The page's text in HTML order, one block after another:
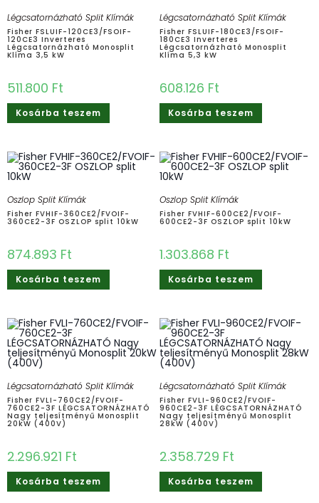
Légcsatornázható Split Klímák
Fisher FSLUIF-120CE3/FSOIF-
120CE3 Inverteres
Légcsatornázható Monosplit
Klíma 3,5 kW
511.800 Ft
Kosárba teszem
Légcsatornázható Split Klímák
Fisher FSLUIF-180CE3/FSOIF-
180CE3 Inverteres
Légcsatornázható Monosplit
Klíma 5,3 kW
608.126 Ft
Kosárba teszem
Oszlop Split Klímák
Fisher FVHIF-360CE2/FVOIF-
360CE2-3F OSZLOP split 10kW
874.893 Ft
Kosárba teszem
Oszlop Split Klímák
Fisher FVHIF-600CE2/FVOIF-
600CE2-3F OSZLOP split 10kW
1.303.868 Ft
Kosárba teszem
Légcsatornázható Split Klímák
Fisher FVLI-760CE2/FVOIF-
760CE2-3F LÉGCSATORNÁZHATÓ
Nagy teljesítményű Monosplit
20kW (400V)
2.296.921 Ft
Kosárba teszem
Légcsatornázható Split Klímák
Fisher FVLI-960CE2/FVOIF-
960CE2-3F LÉGCSATORNÁZHATÓ
Nagy teljesítményű Monosplit
28kW (400V)
2.358.729 Ft
Kosárba teszem